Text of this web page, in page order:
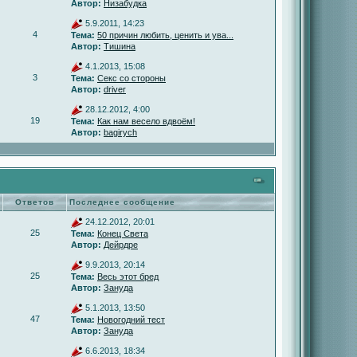
Автор: Низабудка
4
5.9.2011, 14:23
Тема: 50 причин любить, ценить и ува...
Автор: Тишина
3
4.1.2013, 15:08
Тема: Секс со стороны
Автор: driver
19
28.12.2012, 4:00
Тема: Как нам весело вдвоём!
Автор: bagirych
Ответов Последнее сообщение
25
24.12.2012, 20:01
Тема: Конец Света
Автор: Дейрдре
25
9.9.2013, 20:14
Тема: Весь этот бред
Автор: Зануда
47
5.1.2013, 13:50
Тема: Новогодний тест
Автор: Зануда
6.6.2013, 18:34